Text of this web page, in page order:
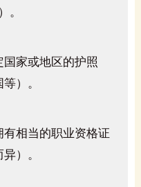
。
家或地区的护照
）。
相当的职业资格证
）。